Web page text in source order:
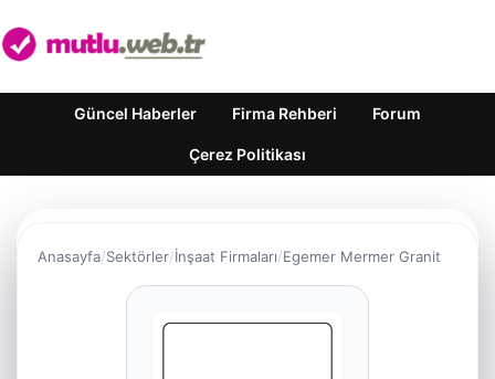
Güncel Haberler Firma Rehberi Forum
Çerez Politikası
Anasayfa Sektörler İnşaat Firmaları Egemer Mermer Granit